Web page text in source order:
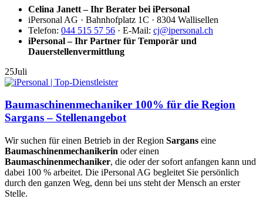
Celina Janett – Ihr Berater bei iPersonal
iPersonal AG · Bahnhofplatz 1C · 8304 Wallisellen
Telefon: 044 515 57 56 · E-Mail: cj@ipersonal.ch
iPersonal – Ihr Partner für Temporär und
Dauerstellenvermittlung
25Juli
Baumaschinenmechaniker 100% für die Region
Sargans – Stellenangebot
Wir suchen für einen Betrieb in der Region Sargans eine
Baumaschinenmechanikerin oder einen
Baumaschinenmechaniker, die oder der sofort anfangen kann und
dabei 100 % arbeitet. Die iPersonal AG begleitet Sie persönlich
durch den ganzen Weg, denn bei uns steht der Mensch an erster
Stelle.